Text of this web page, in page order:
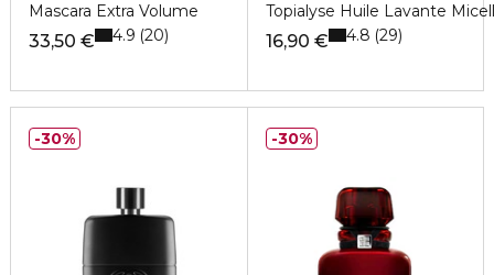
Mascara Extra Volume
33,50 € 4.9 20
Topialyse Huile Lavante
16,90 € 4.8 29
30% 30%